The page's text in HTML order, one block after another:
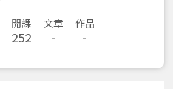
開課
252
文章
-
作品
-